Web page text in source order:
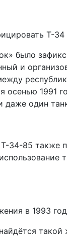
Т-
было
и
осенью
один
85 также
в 1993